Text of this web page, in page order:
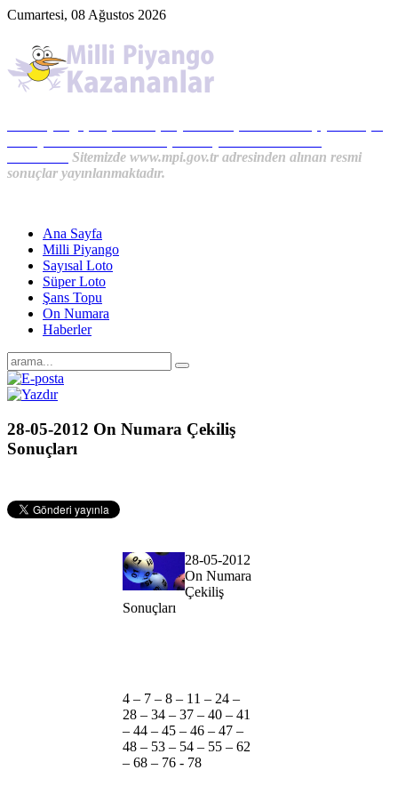
Cumartesi, 08 Ağustos 2026
Sitemizde www.mpi.gov.tr adresinden alınan resmi
sonuçlar yayınlanmaktadır.
Ana Sayfa
Milli Piyango
Sayısal Loto
Süper Loto
Şans Topu
On Numara
Haberler
28-05-2012 On Numara Çekiliş
Sonuçları
28-05-2012
On Numara
Çekiliş
Sonuçları
4 – 7 – 8 – 11 – 24 –
28 – 34 – 37 – 40 – 41
– 44 – 45 – 46 – 47 –
48 – 53 – 54 – 55 – 62
– 68 – 76 - 78